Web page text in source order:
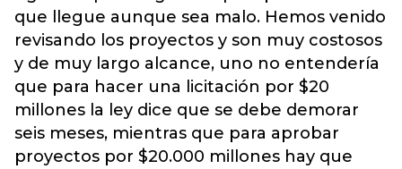
que llegue aunque sea malo. Hemos venido
revisando los proyectos y son muy costosos
y de muy largo alcance, uno no entendería
que para hacer una licitación por $20
millones la ley dice que se debe demorar
seis meses, mientras que para aprobar
proyectos por $20.000 millones hay que